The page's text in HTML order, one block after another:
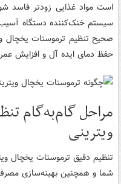
است مواد غذایی زودتر فاسد
سیستم خنک‌کننده دستگاه
صحیح تنظیم ترموستات یخچال
حفظ دمای ایده آل و افزایش
مراحل گام‌به‌گام
ویترینی
تنظیم دقیق ترموستات یخچال
شما و همچنین بهینه‌سازی